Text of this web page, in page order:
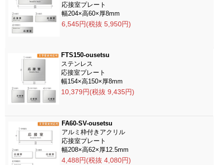
応接室プレート
幅204×高60×厚8mm
6,545円(税抜 5,950円)
FTS150-ousetsu
ステンレス
応接室プレート
幅154×高150×厚8mm
10,379円(税抜 9,435円)
FA60-SV-ousetsu
アルミ枠付きアクリル
応接室プレート
幅208×高62×厚12.5mm
4,488円(税抜 4,080円)